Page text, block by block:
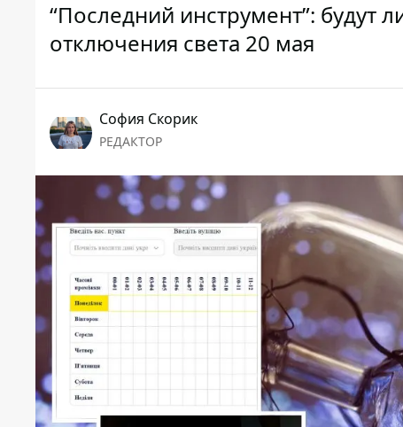
“Последний инструмент”: будут
отключения света 20 мая
София Скорик
РЕДАКТОР